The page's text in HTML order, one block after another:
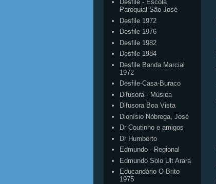
Desfile - Escola
Paroquial São José
Desfile 1972
Desfile 1976
Desfile 1982
Desfile 1984
Desfile Banda Marcial
1972
Desfile-Casa-Buraco
Difusora - Música
Difusora Boa Vista
Dionísio Nóbrega, José
Dr Coutinho e amigos
Dr Humberto
Edmundo - Regional
Edmundo Solo Ult Arara
Educandário O Brito
1975